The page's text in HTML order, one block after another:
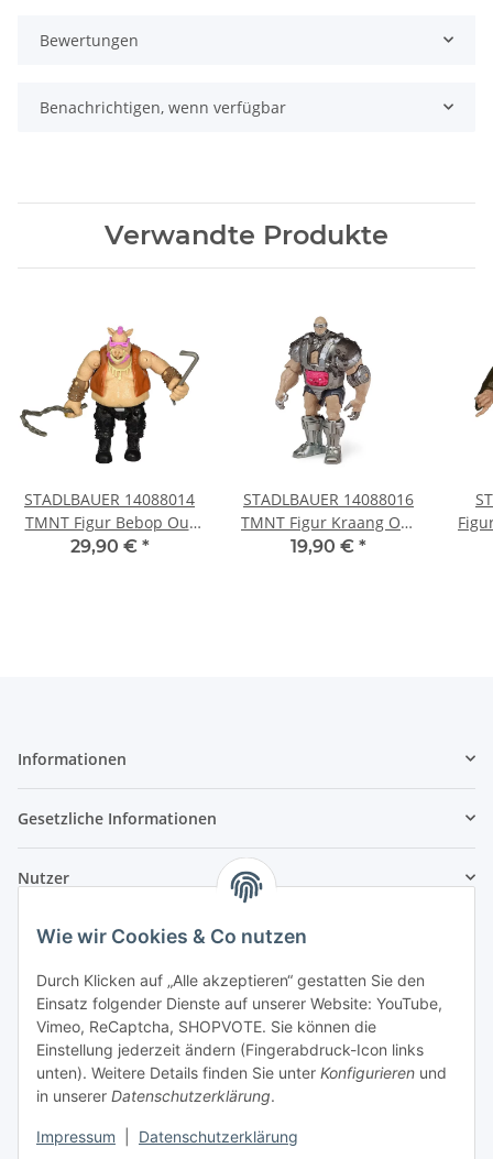
Wie wir Cookies & Co nutzen
Durch Klicken auf „Alle akzeptieren“ gestatten Sie den
Einsatz folgender Dienste auf unserer Website: YouTube,
Vimeo, ReCaptcha, SHOPVOTE. Sie können die
Einstellung jederzeit ändern (Fingerabdruck-Icon links
unten). Weitere Details finden Sie unter Konfigurieren und
in unserer Datenschutzerklärung.
Impressum Datenschutzerklärung
Bewertungen
Benachrichtigen, wenn verfügbar
Verwandte Produkte
STADLBAUER 14088014
TMNT Figur Bebop Out
of the Shadows
29,90 € *
STADLBAUER 14088016
TMNT Figur Kraang Out
of the Shadows
19,90 € *
Informationen
Gesetzliche Informationen
Nutzer